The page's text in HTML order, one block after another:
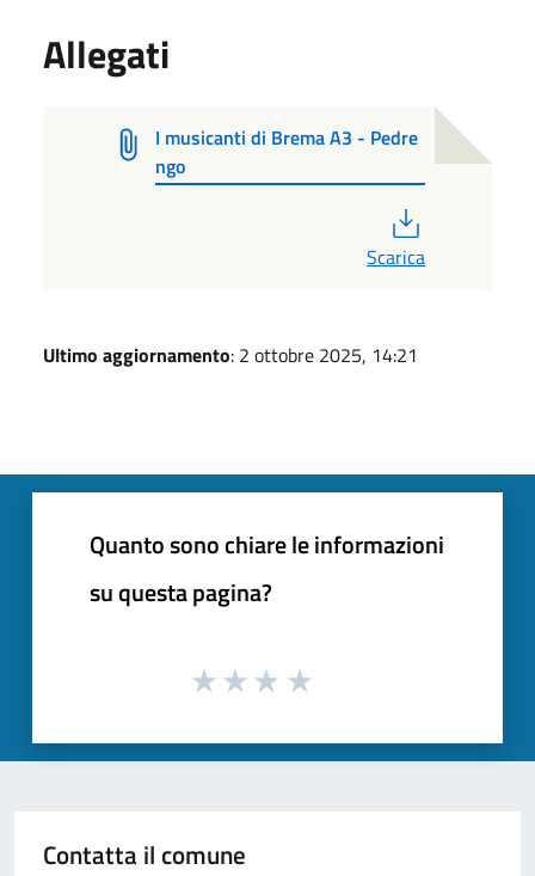
Allegati
I musicanti di Brema A3 - Pedre
ngo
Scarica
Ultimo aggiornamento: 2 ottobre 2025, 14:21
Quanto sono chiare le informazioni
su questa pagina?
Contatta il comune